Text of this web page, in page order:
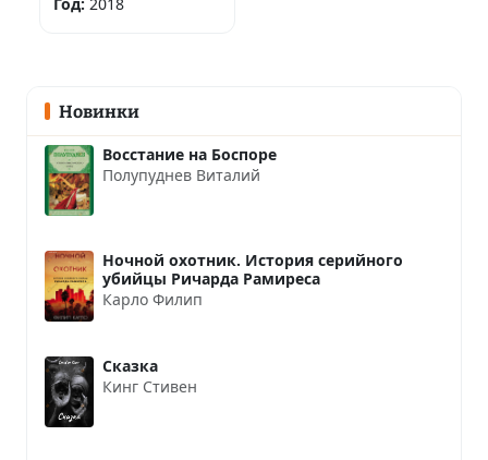
Новинки
Восстание на Боспоре
Полупуднев Виталий
Ночной охотник. История серийного
убийцы Ричарда Рамиреса
Карло Филип
Сказка
Кинг Стивен